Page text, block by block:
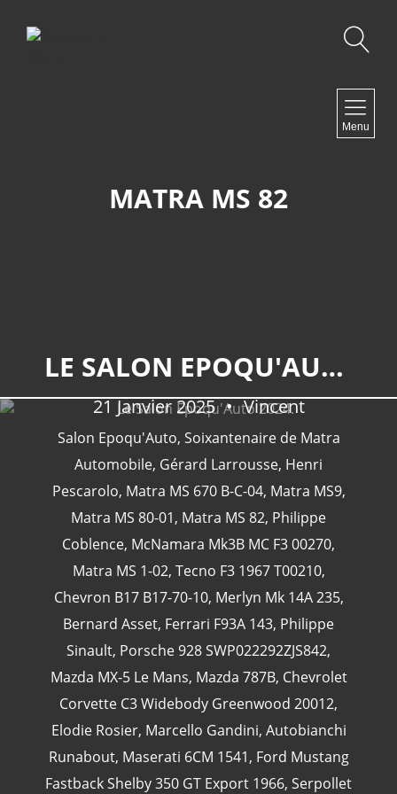
Menu
MATRA MS 82
LE SALON EPOQU'AUTO 2024.
21 Janvier 2025 Vincent
Salon Epoqu'Auto, Soixantenaire de Matra
Automobile, Gérard Larrousse, Henri
Pescarolo, Matra MS 670 B-C-04, Matra MS9,
Matra MS 80-01, Matra MS 82, Philippe
Coblence, McNamara Mk3B MC F3 00270,
Matra MS 1-02, Tecno F3 1967 T00210,
Chevron B17 B17-70-10, Merlyn Mk 14A 235,
Bernard Asset, Ferrari F93A 143, Philippe
Sinault, Porsche 928 SWP022292ZJS842,
Mazda MX-5 Le Mans, Mazda 787B, Chevrolet
Corvette C3 Widebody Greenwood 20012,
Elodie Rosier, Marcello Gandini, Autobianchi
Runabout, Maserati 6CM 1541, Ford Mustang
Fastback Shelby 350 GT Export 1966, Serpollet
CATÉGORIES
24 Heures Du Mans(18)
Henri Pescarolo (8)
24 Heures Du Mans 1963(5)
24 Heures Du Mans 1967(5)
Artcar(5)